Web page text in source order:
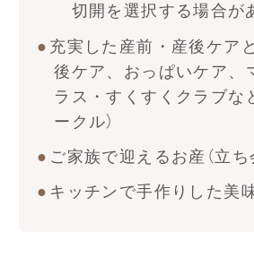
切開を選択する場合が
充実した産前・産後ケア
後ケア、おっぱいケア、
ラス・すくすくクラブな
ークル）
ご家族で迎えるお産（立ち
キッチンで手作りした美